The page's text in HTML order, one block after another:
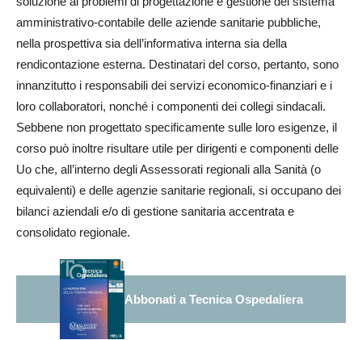
amministrativo-contabile delle aziende sanitarie pubbliche,
nella prospettiva sia dell’informativa interna sia della
rendicontazione esterna. Destinatari del corso, pertanto, sono
innanzitutto i responsabili dei servizi economico-finanziari e i
loro collaboratori, nonché i componenti dei collegi sindacali.
Sebbene non progettato specificamente sulle loro esigenze, il
corso può inoltre risultare utile per dirigenti e componenti delle
Uo che, all’interno degli Assessorati regionali alla Sanità (o
equivalenti) e delle agenzie sanitarie regionali, si occupano dei
bilanci aziendali e/o di gestione sanitaria accentrata e
consolidato regionale.
Abbonati a Tecnica Ospedaliera